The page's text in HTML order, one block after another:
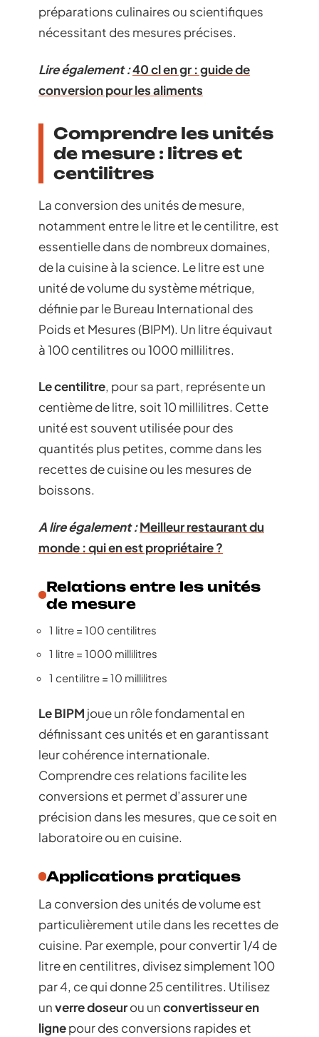
préparations culinaires ou scientifiques
nécessitant des mesures précises.
Lire également :40 cl en gr : guide de
conversion pour les aliments
Comprendre les unités
de mesure : litres et
centilitres
La conversion des unités de mesure,
notamment entre le litre et le centilitre, est
essentielle dans de nombreux domaines,
de la cuisine à la science. Le litre est une
unité de volume du système métrique,
définie par le Bureau International des
Poids et Mesures (BIPM). Un litre équivaut
à 100 centilitres ou 1000 millilitres.
Le centilitre, pour sa part, représente un
centième de litre, soit 10 millilitres. Cette
unité est souvent utilisée pour des
quantités plus petites, comme dans les
recettes de cuisine ou les mesures de
boissons.
A lire également :Meilleur restaurant du
monde : qui en est propriétaire ?
Relations entre les unités
de mesure
1 litre = 100 centilitres
1 litre = 1000 millilitres
1 centilitre = 10 millilitres
Le BIPM joue un rôle fondamental en
définissant ces unités et en garantissant
leur cohérence internationale.
Comprendre ces relations facilite les
conversions et permet d’assurer une
précision dans les mesures, que ce soit en
laboratoire ou en cuisine.
Applications pratiques
La conversion des unités de volume est
particulièrement utile dans les recettes de
cuisine. Par exemple, pour convertir 1/4 de
litre en centilitres, divisez simplement 100
par 4, ce qui donne 25 centilitres. Utilisez
unverre doseurou unconvertisseur en
lignepour des conversions rapides et